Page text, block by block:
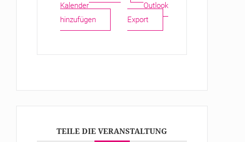
Kalender
hinzufügen
Outlook
Export
TEILE DIE VERANSTALTUNG